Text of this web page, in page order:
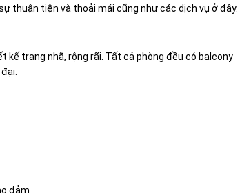
thuận tiện và thoải mái cũng như các dịch vụ ở đây.
kế trang nhã, rộng rãi. Tất cả phòng đều có balcony
đảm